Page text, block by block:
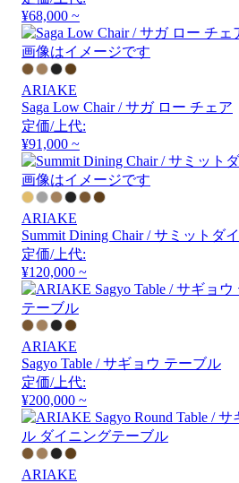
¥68,000 ~
画像はイメージです
ARIAKE
Saga Low Chair / サガ ロー チェア
定価/上代:
¥91,000 ~
画像はイメージです
ARIAKE
Summit Dining Chair / サミットダ
定価/上代:
¥120,000 ~
ARIAKE
Sagyo Table / サギョウ テーブル
定価/上代:
¥200,000 ~
ARIAKE